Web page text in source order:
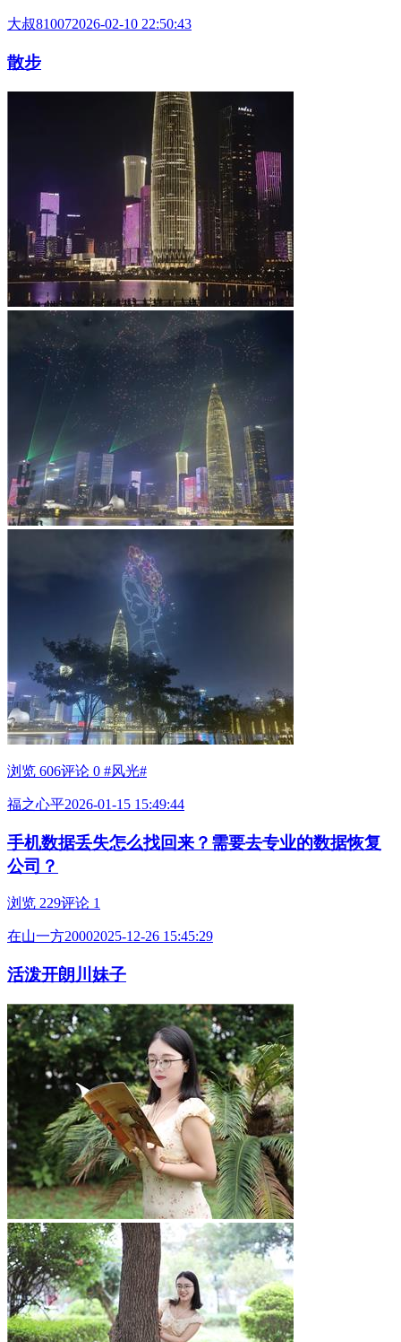
大叔810072026-02-10 22:50:43
散步
浏览 606评论 0 #风光#
福之心平2026-01-15 15:49:44
手机数据丢失怎么找回来？需要去专业的数据恢复
公司？
浏览 229评论 1
在山一方20002025-12-26 15:45:29
活泼开朗川妹子